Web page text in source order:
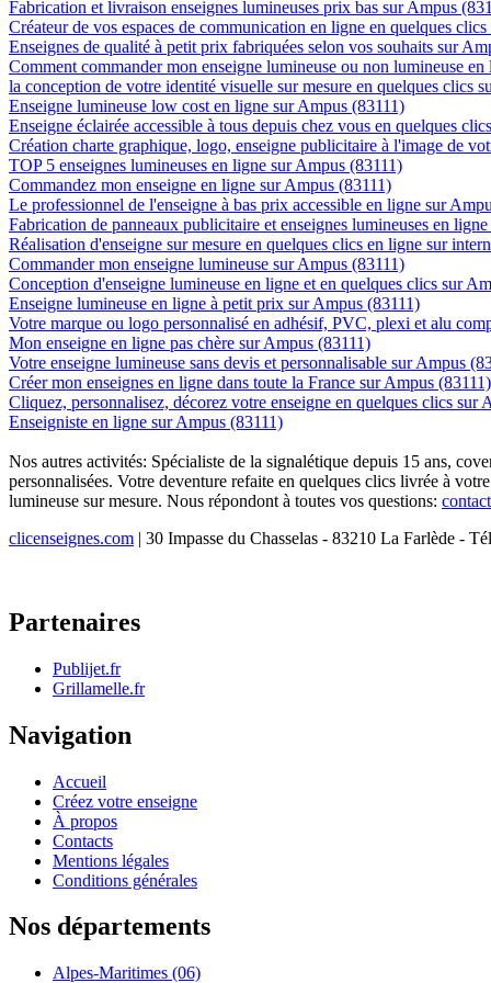
Fabrication et livraison enseignes lumineuses prix bas sur Ampus
Créateur de vos espaces de communication en ligne en quelques
Enseignes de qualité à petit prix fabriquées selon vos souhaits sur
Comment commander mon enseigne lumineuse ou non lumineuse
la conception de votre identité visuelle sur mesure en quelques clics
Enseigne lumineuse low cost en ligne sur Ampus (83111)
Enseigne éclairée accessible à tous depuis chez vous en quelques
Création charte graphique, logo, enseigne publicitaire à l'image de
TOP 5 enseignes lumineuses en ligne sur Ampus (83111)
Commandez mon enseigne en ligne sur Ampus (83111)
Le professionnel de l'enseigne à bas prix accessible en ligne sur
Fabrication de panneaux publicitaire et enseignes lumineuses en
Réalisation d'enseigne sur mesure en quelques clics en ligne sur
Commander mon enseigne lumineuse sur Ampus (83111)
Conception d'enseigne lumineuse en ligne et en quelques clics sur
Enseigne lumineuse en ligne à petit prix sur Ampus (83111)
Votre marque ou logo personnalisé en adhésif, PVC, plexi et alu
Mon enseigne en ligne pas chère sur Ampus (83111)
Votre enseigne lumineuse sans devis et personnalisable sur Ampus
Créer mon enseignes en ligne dans toute la France sur Ampus (83111)
Cliquez, personnalisez, décorez votre enseigne en quelques clics sur
Enseigniste en ligne sur Ampus (83111)
Nos autres activités: Spécialiste de la signalétique depuis 15 ans,
personnalisées. Votre deventure refaite en quelques clics livrée à
lumineuse sur mesure. Nous répondont à toutes vos questions:
clicenseignes.com | 30 Impasse du Chasselas - 83210 La Farlède -
Partenaires
Publijet.fr
Grillamelle.fr
Navigation
Accueil
Créez votre enseigne
À propos
Contacts
Mentions légales
Conditions générales
Nos départements
Alpes-Maritimes (06)